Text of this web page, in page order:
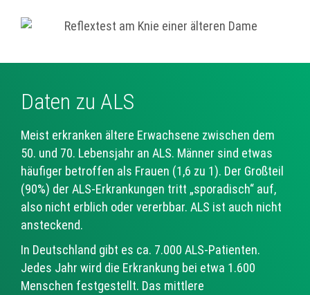
Daten zu ALS
Meist erkranken ältere Erwachsene zwischen dem
50. und 70. Lebensjahr an ALS. Männer sind etwas
häufiger betroffen als Frauen (1,6 zu 1). Der Großteil
(90%) der ALS-Erkrankungen tritt „sporadisch“ auf,
also nicht erblich oder vererbbar. ALS ist auch nicht
ansteckend.
In Deutschland gibt es ca. 7.000 ALS-Patienten.
Jedes Jahr wird die Erkrankung bei etwa 1.600
Menschen festgestellt. Das mittlere